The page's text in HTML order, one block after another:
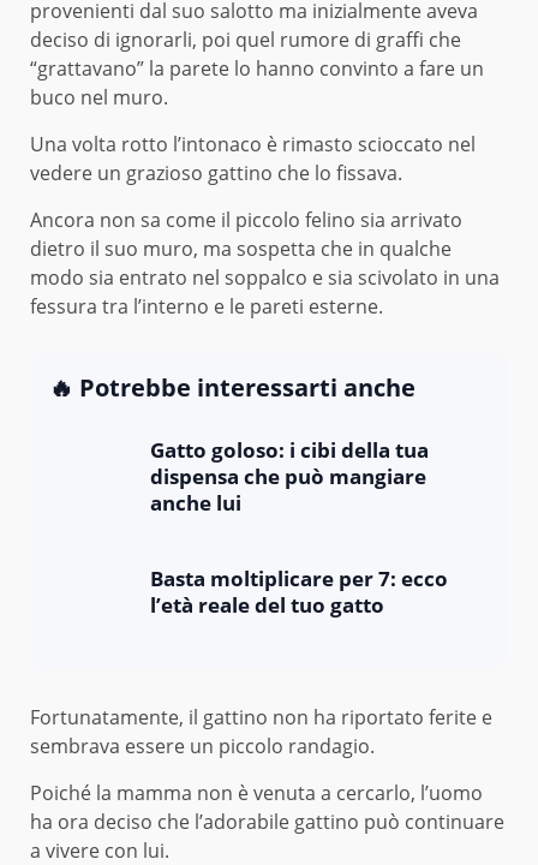
provenienti dal suo salotto ma inizialmente aveva
deciso di ignorarli, poi quel rumore di graffi che
“grattavano” la parete lo hanno convinto a fare un
buco nel muro.
Una volta rotto l’intonaco è rimasto scioccato nel
vedere un grazioso gattino che lo fissava.
Ancora non sa come il piccolo felino sia arrivato
dietro il suo muro, ma sospetta che in qualche
modo sia entrato nel soppalco e sia scivolato in una
fessura tra l’interno e le pareti esterne.
🔥 Potrebbe interessarti anche
Gatto goloso: i cibi della tua
dispensa che può mangiare
anche lui
Basta moltiplicare per 7: ecco
l’età reale del tuo gatto
Fortunatamente, il gattino non ha riportato ferite e
sembrava essere un piccolo randagio.
Poiché la mamma non è venuta a cercarlo, l’uomo
ha ora deciso che l’adorabile gattino può continuare
a vivere con lui.